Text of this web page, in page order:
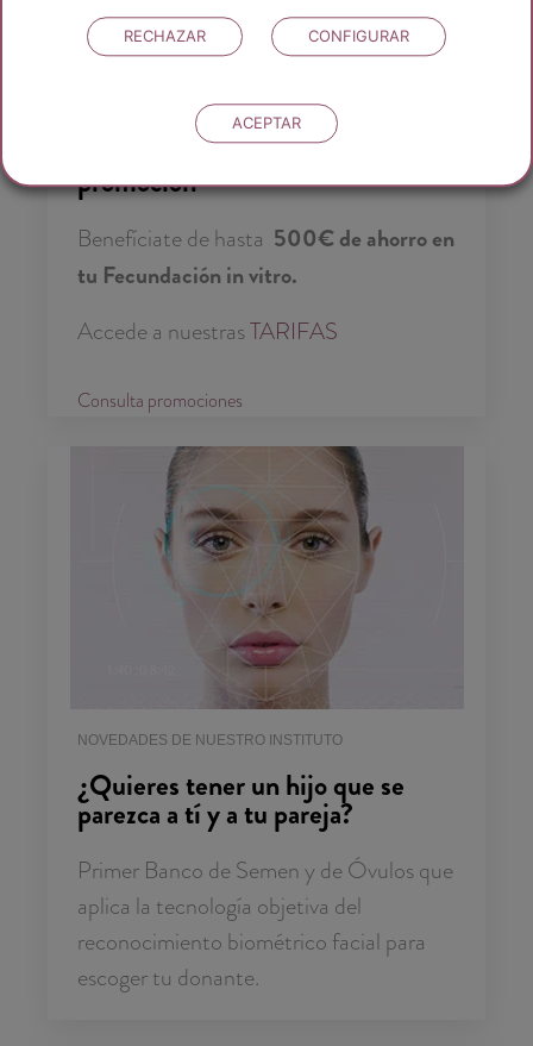
NOVEDADES DE NUESTRO INSTITUTO
Consulta nuestra última
promoción
Benefíciate de hasta 500€ de ahorro en
tu Fecundación in vitro.
Accede a nuestrasTARIFAS
Consulta promociones
NOVEDADES DE NUESTRO INSTITUTO
¿Quieres tener un hijo que se
parezca a tí y a tu pareja?
Primer Banco de Semen y de Óvulos que
aplica la tecnología objetiva del
reconocimiento biométrico facial para
escoger tu donante.
RECHAZAR CONFIGURAR
ACEPTAR